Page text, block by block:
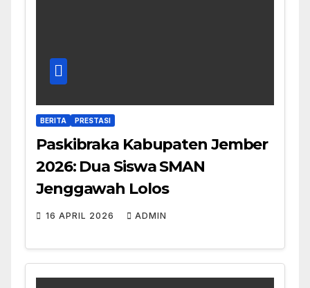
BERITA PRESTASI
Paskibraka Kabupaten Jember
2026: Dua Siswa SMAN
Jenggawah Lolos
16 APRIL 2026 ADMIN